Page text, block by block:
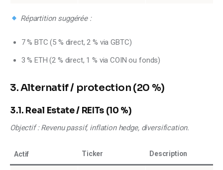
Répartition suggérée :
7 % BTC (5 % direct, 2 % via GBTC)
3 % ETH (2 % direct, 1 % via COIN ou fonds)
3. Alternatif / protection (20 %)
3.1. Real Estate / REITs (10 %)
Objectif : Revenu passif, inflation hedge, diversification.
Actif Ticker Description